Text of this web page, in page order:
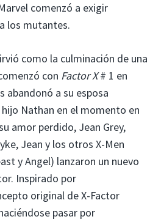
comenzó a exigir
los mutantes.
como la culminación de una
con Factor X# 1 en
abandonó a su esposa
Nathan en el momento en
amor perdido, Jean Grey,
Jean y los otros X-Men
y Angel) lanzaron un nuevo
Inspirado por
original de X-Factor
pasar por